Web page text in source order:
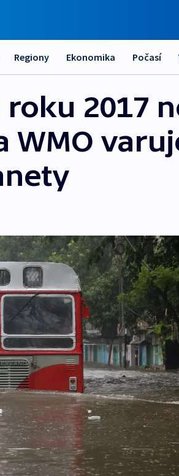
Regiony Ekonomika Počasí
2017
WMO